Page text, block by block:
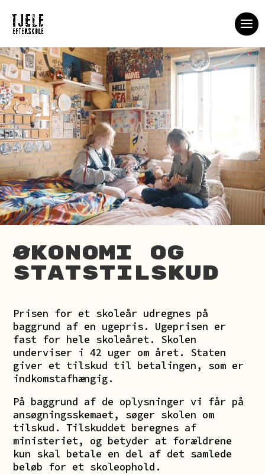
Økonomi og
statstilskud
Prisen for et skoleår udregnes på
baggrund af en ugepris. Ugeprisen er
fast for hele skoleåret. Skolen
underviser i 42 uger om året. Staten
giver et tilskud til betalingen, som er
indkomstafhængig.
På baggrund af de oplysninger vi får på
ansøgningsskemaet, søger skolen om
tilskud. Tilskuddet beregnes af
ministeriet, og betyder at forældrene
kun skal betale en del af det samlede
beløb for et skoleophold.